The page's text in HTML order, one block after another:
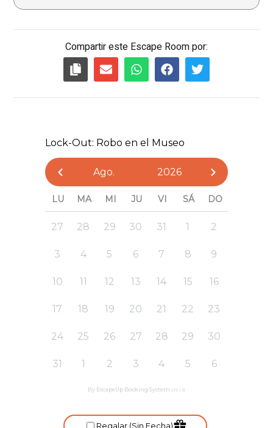
Compartir este Escape Room por: